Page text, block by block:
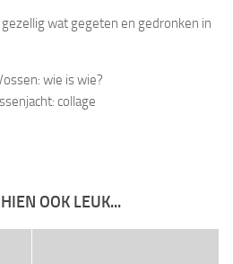
wat gegeten en gedronken in
OOK LEUK...